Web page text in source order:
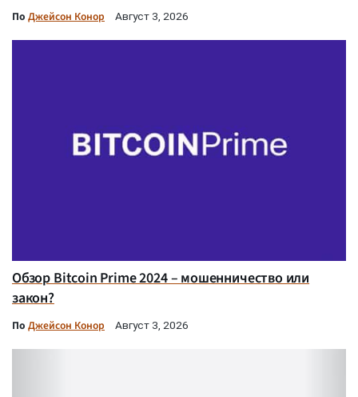
По Джейсон Конор Август 3, 2026
Обзор Bitcoin Prime 2024 – мошенничество или
закон?
По Джейсон Конор Август 3, 2026